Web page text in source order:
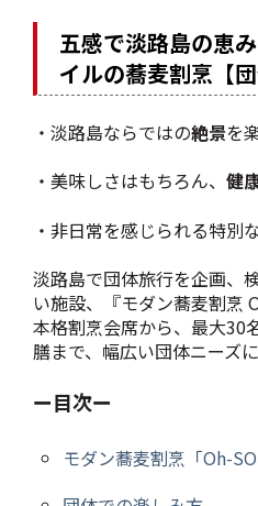
五感で淡路島の恵
イルの蕎麦割烹【
・淡路島ならではの絶景を
・美味しさはもちろん、 健
・非日常を感じられる特別
淡路島で団体旅行を企画、
い施設、『モダン蕎麦割烹
本格割烹会席から、最大30
膳まで、幅広い団体ニーズ
ー目次ー
モダン蕎麦割烹「Oh-